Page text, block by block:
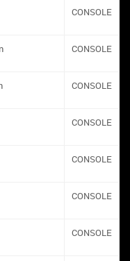
CONSOLE
CONSOLE
CONSOLE
CONSOLE
CONSOLE
CONSOLE
CONSOLE